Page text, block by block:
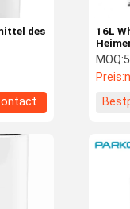
Qualitätskon
Trolle
Fordern
16L
Tank
MOQ:
Preis:
des